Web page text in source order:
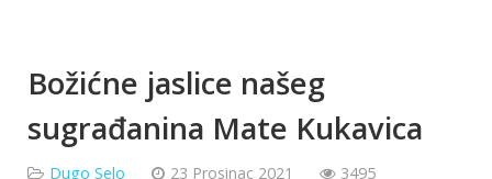
Božićne jaslice našeg
sugrađanina Mate Kukavica
Dugo Selo 23 Prosinac 2021 3495